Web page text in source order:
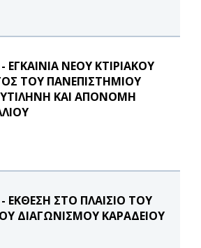
ΕΓΚΑΙΝΙΑ ΝΕΟΥ ΚΤΙΡΙΑΚΟΥ
ΤΟΥ ΠΑΝΕΠΙΣΤΗΜΙΟΥ
ΚΑΙ ΑΠΟΝΟΜΗ
ΕΚΘΕΣΗ ΣΤΟ ΠΛΑΙΣΙΟ ΤΟΥ
ΔΙΑΓΩΝΙΣΜΟΥ ΚΑΡΑΔΕΙΟΥ